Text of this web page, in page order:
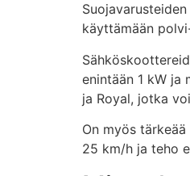
käyttämään
enintään 1 kW ja
ja Royal, jotka
On myös
25 km/h ja teho